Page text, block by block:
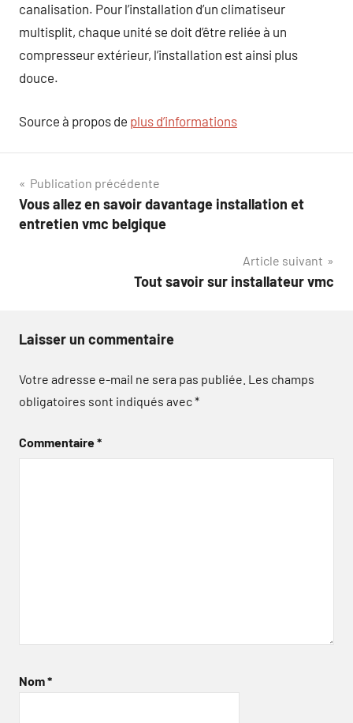
canalisation. Pour l’installation d’un climatiseur
multisplit, chaque unité se doit d’être reliée à un
compresseur extérieur, l’installation est ainsi plus
douce.
Source à propos de plus d’informations
Navigation
de
Publication précédente
Vous allez en savoir davantage installation et
entretien vmc belgique
Article suivant
Tout savoir sur installateur vmc
Laisser un commentaire
Votre adresse e-mail ne sera pas publiée. Les champs
obligatoires sont indiqués avec*
Commentaire*
Nom*